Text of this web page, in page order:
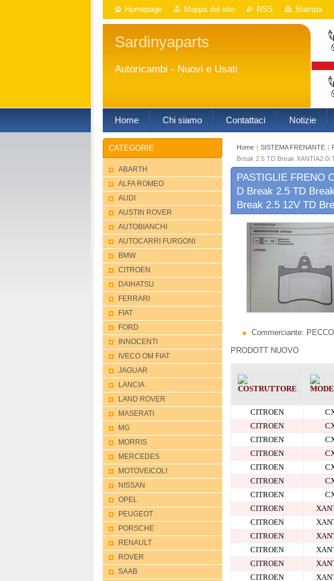
Homepage Mappa del sito RSS Stampa
Sardinyaparts
Autoricambi - Nuovi e Usati
Home Chi siamo Contattaci Notizie
Home | SISTEMA FRENANTE |
Break 2.5 TD Break XANTIA2.0i
PASTIGLIE FRENO
D Break 2.5 TD
Break 2.5 12V TD
Commerciante: PECCO
PRODOTT NUOVO
CITROEN
CITROEN
CITROEN
CITROEN
CITROEN
CITROEN
CITROEN
CITROEN
CITROEN
CITROEN
CITROEN
CITROEN
CITROEN
CATEGORIE
ABARTH
ALFA ROMEO
AUDI
AUSTIN ROVER
AUTOBIANCHI
AUTOCARRI FURGONI
BMW
CITROEN
DAIHATSU
FERRARI
FIAT
FORD
INNOCENTI
IVECO OM FIAT
JAGUAR
LANCIA
LAND ROVER
MASERATI
MG
MORRIS
MERCEDES
MOTOVEICOLI
NISSAN
OPEL
PEUGEOT
PORSCHE
RENAULT
ROVER
SAAB